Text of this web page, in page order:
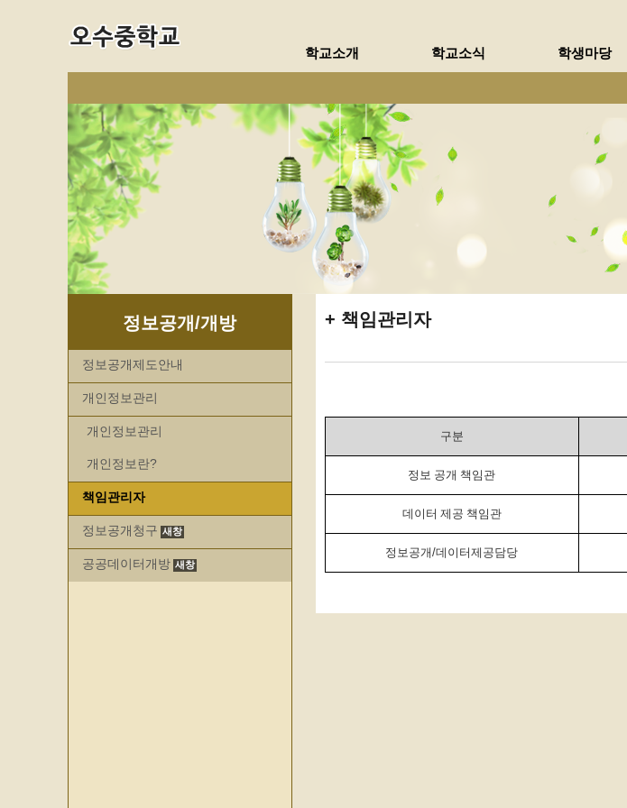
학교소개 학교소식 학생마당
정보공개/개방
정보공개제도안내
개인정보관리
개인정보관리
개인정보란?
책임관리자
정보공개청구
공공데이터개방
책임관리자
구분
정보 공개 책임관
데이터 제공 책임관
정보공개/데이터제공담당